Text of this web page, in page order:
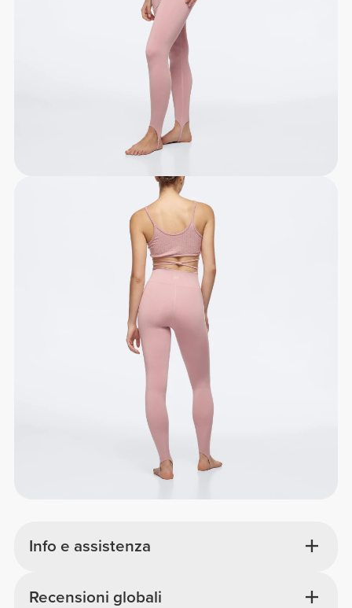
Info e assistenza
Recensioni globali